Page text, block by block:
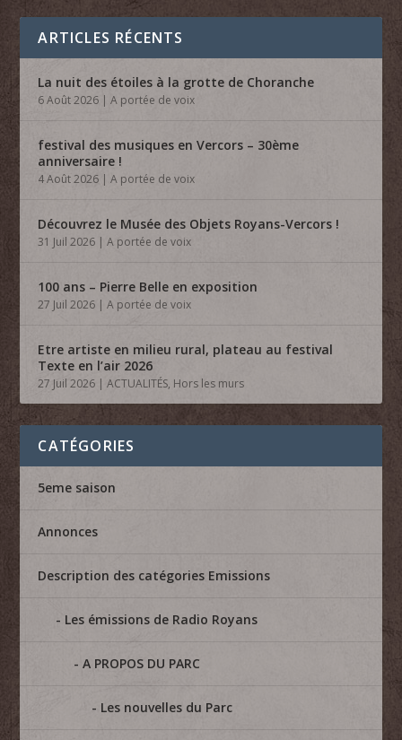
ARTICLES RÉCENTS
La nuit des étoiles à la grotte de Choranche
6 Août 2026 |A portée de voix
festival des musiques en Vercors – 30ème
anniversaire !
4 Août 2026 |A portée de voix
Découvrez le Musée des Objets Royans-Vercors !
31 Juil 2026 |A portée de voix
100 ans – Pierre Belle en exposition
27 Juil 2026 |A portée de voix
Etre artiste en milieu rural, plateau au festival
Texte en l’air 2026
27 Juil 2026 |ACTUALITÉS, Hors les murs
CATÉGORIES
5eme saison
Annonces
Description des catégories Emissions
Les émissions de Radio Royans
A PROPOS DU PARC
Les nouvelles du Parc